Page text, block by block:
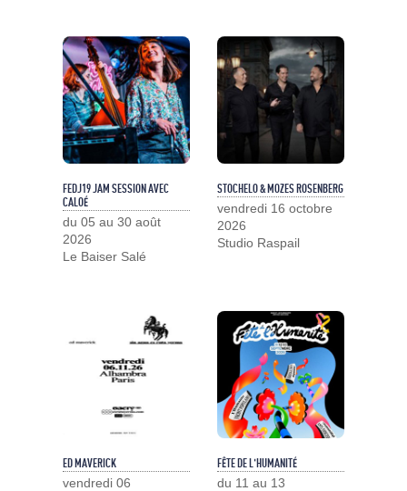
FEDJ19 JAM SESSION AVEC
CALOÉ
du 05 au 30 août
2026
Le Baiser Salé
STOCHELO & MOZES ROSENBERG
vendredi 16 octobre
2026
Studio Raspail
ED MAVERICK
vendredi 06
FÊTE DE L'HUMANITÉ
du 11 au 13